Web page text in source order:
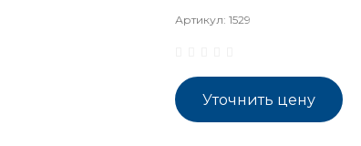
Артикул: 1529
Уточнить цену